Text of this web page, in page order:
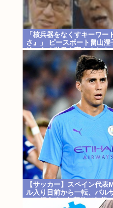
「核兵器をなくすキーワー
さ』」 ピースボート畠山澄
核のある世界を変えるため
【サッカー】スペイン代表
ル入り目前から一転、バル
ィア伝える 4年契約で年俸